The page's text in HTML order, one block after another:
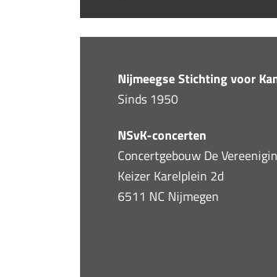
Nijmeegse Stichting voor
Sinds 1950
NSvK-concerten
Concertgebouw De
Keizer Karelplein 2d
6511 NC Nijmegen